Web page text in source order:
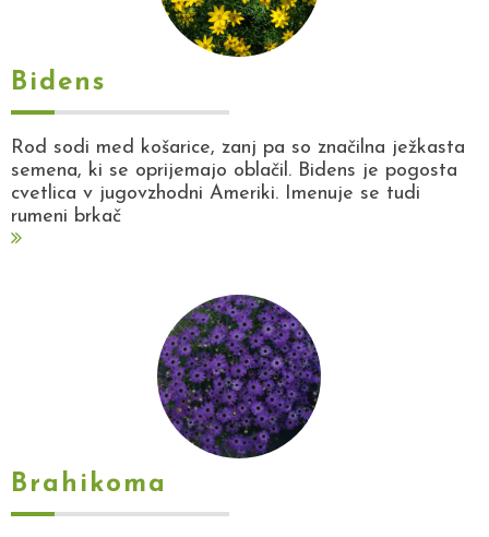
Bidens
Rod sodi med košarice, zanj pa so značilna ježkasta
semena, ki se oprijemajo oblačil. Bidens je pogosta
cvetlica v jugovzhodni Ameriki. Imenuje se tudi
rumeni brkač
Brahikoma